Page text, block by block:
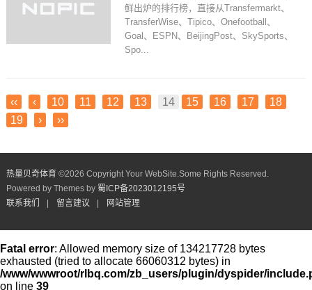
鲜出炉的排行榜，直接从Transfermarkt、
TransferWise、Tipico、Onefootball、
Goal、ESPN、BeijingPost、SkySports、
Spo...
‹‹ ‹ 10 11 12 13 14 15 16 17
18
19
› ››
热量贝奇体育 ©2026 Copyright Your WebSite.Some Rights Reserved.
Powered by Themes by 蜀ICP备2023012195号
联系我们
留言建议 网站管理
Fatal error: Allowed memory size of 134217728 bytes
exhausted (tried to allocate 66060312 bytes) in
/www/wwwroot/rlbq.com/zb_users/plugin/dyspider/
on line 39